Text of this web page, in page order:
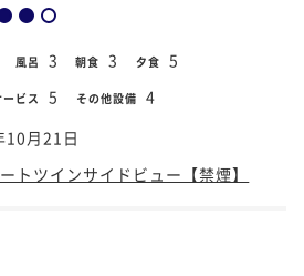
風呂 3 朝食 3 夕食 5
ビス 5 その他設備 4
10月21日
トツインサイドビュー【禁煙】